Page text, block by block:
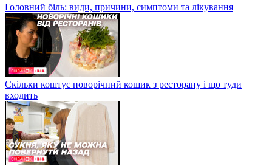
Головний біль: види, причини, симптоми та лікування
Скільки коштує новорічний кошик з ресторану і що туди
входить